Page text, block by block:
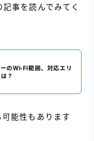
事を読んでみてく
のWi-Fi範囲、対応エリ
？
能性もあります